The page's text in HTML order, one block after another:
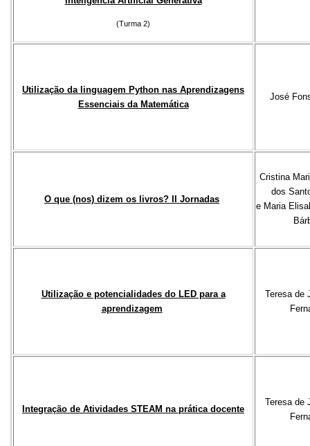
(Turma 2)
Utilização da linguagem Python nas Aprendizagens
Essenciais da Matemática
José
O que (nos) dizem os livros? II Jornadas
Cristina
dos
e Maria
Utilização e potencialidades do LED para a
aprendizagem
Teresa de
Integração de Atividades STEAM na prática docente
Teresa de